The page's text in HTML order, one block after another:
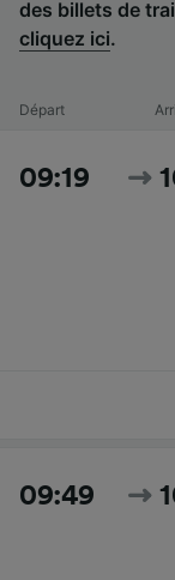
des billets de
cliquez ici.
Départ
09:19
09:49